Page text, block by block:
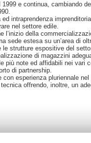
e continua, cambiando
intraprendenza
nel settore edile.
l’inizio della
sede estesa su un’area di
strutture espositive del
di magazzini
più note ed affidabili nei
di partnership.
con esperienza pluriennale
offrendo, inoltre, un